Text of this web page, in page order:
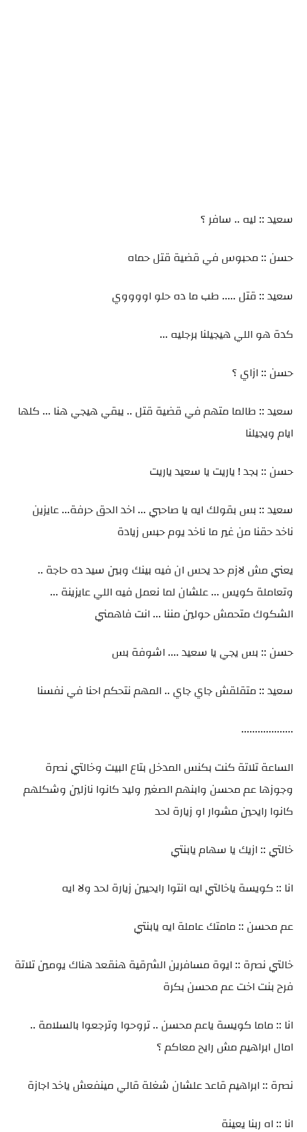
سعيد :: ليه .. سافر ؟
حسن :: محبوس في قضية قتل حماه
سعيد :: قتل ..... طب ما ده حلو اووووي
كدة هو اللي هيجيلنا برجليه ...
حسن :: ازاي ؟
سعيد :: طالما متهم في قضية قتل .. يبقي هيجي هنا ... كلها
ايام ويجيلنا
حسن :: بجد ! ياريت يا سعيد ياريت
سعيد :: بس بقولك ايه يا صاحبي ... اخد الحق حرفة... عايزين
ناخد حقنا من غير ما ناخد يوم حبس زيادة
يعني مش لازم حد يحس ان فيه بينك وبين سيد ده حاجة ..
وتعاملة كويس ... علشان لما نعمل فيه اللي عايزينة ...
الشكوك متحمش حولين مننا ... انت فاهمني
حسن :: بس يجي يا سعيد .... اشوفة بس
سعيد :: متقلقش جاي جاي .. المهم نتحكم احنا في نفسنا
...................
الساعة تلاتة كنت بكنس المدخل بتاع البيت وخالتي نصرة
وجوزها عم محسن وابنهم الصغير وليد كانوا نازلين وشكلهم
كانوا رايحين مشوار او زيارة لحد
خالتي :: ازيك يا سهام يابنتي
انا :: كويسة ياخالتي ايه انتوا رايحيين زيارة لحد ولا ايه
عم محسن :: مامتك عاملة ايه يابنتي
خالتي نصرة :: ايوة مسافرين الشرقية هنقعد هناك يومين تلاتة
فرح بنت اخت عم محسن بكرة
انا :: ماما كويسة ياعم محسن .. تروحوا وترجعوا بالسلامة ..
امال ابراهيم مش رايح معاكم ؟
نصرة :: ابراهيم قاعد علشان شغلة قالي مينفعش ياخد اجازة
انا :: اه ربنا يعينة